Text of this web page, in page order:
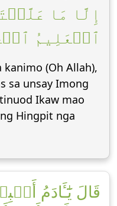
إِلَّا مَا
ٱلۡعَلِيمُ
(Oh Allah),
sa unsay Imong
Ikaw mao
Hingpit nga
قَالَ يَٰٓـَٔادَمُ